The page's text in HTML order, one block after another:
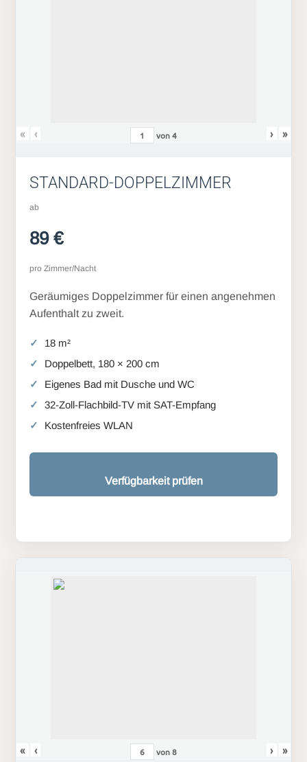
« ‹ von4 › »
STANDARD-DOPPELZIMMER
ab
89 €
pro Zimmer/Nacht
Geräumiges Doppelzimmer für einen angenehmen
Aufenthalt zu zweit.
18 m²
Doppelbett, 180 × 200 cm
Eigenes Bad mit Dusche und WC
32-Zoll-Flachbild-TV mit SAT-Empfang
Kostenfreies WLAN
Verfügbarkeit prüfen
« ‹ von8 › »